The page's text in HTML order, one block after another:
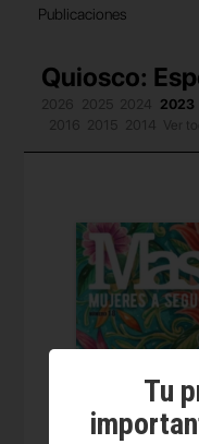
Quiosco:
2026 2025 2024 2023
2016
2015 2014 Ver
Publicaciones
Tu